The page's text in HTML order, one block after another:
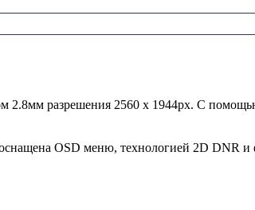
2.8мм разрешения 2560 x 1944px. С
оснащена OSD меню, технологией 2D DNR